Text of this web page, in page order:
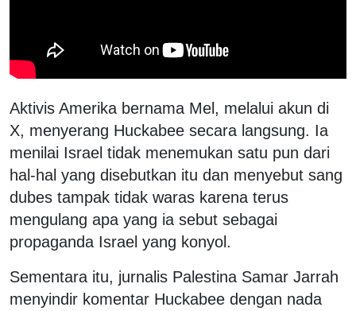
Aktivis Amerika bernama Mel, melalui akun di
X, menyerang Huckabee secara langsung. Ia
menilai Israel tidak menemukan satu pun dari
hal-hal yang disebutkan itu dan menyebut sang
dubes tampak tidak waras karena terus
mengulang apa yang ia sebut sebagai
propaganda Israel yang konyol.
Sementara itu, jurnalis Palestina Samar Jarrah
menyindir komentar Huckabee dengan nada